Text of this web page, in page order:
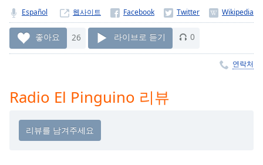
behind
liveLIVE
Remaining
Time-
Playback
Chapters
Español 웹사이트
좋아요 26 라이브로 듣기 0
연락처
Radio El Pinguino 리뷰